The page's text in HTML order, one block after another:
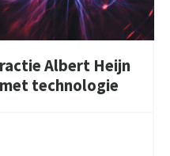
Albert Heijn
technologie